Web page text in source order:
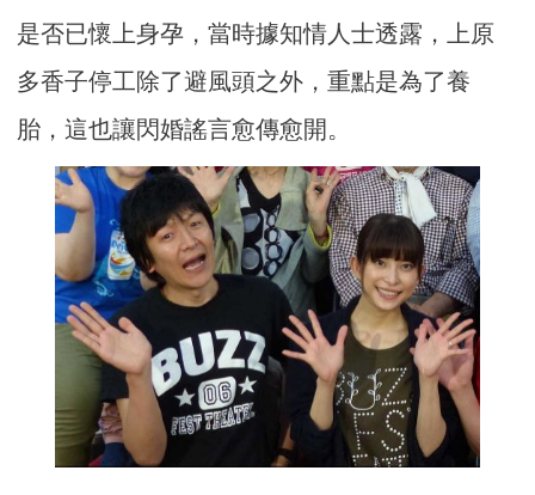
是否已懷上身孕，當時據知情人士透露，上原
多香子停工除了避風頭之外，重點是為了養
胎，這也讓閃婚謠言愈傳愈開。